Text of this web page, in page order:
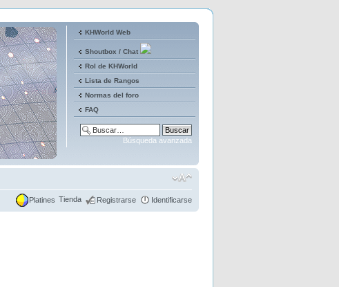
KHWorld Web
Shoutbox / Chat
Rol de KHWorld
Lista de Rangos
Normas del foro
FAQ
Búsqueda avanzada
Platines Tienda Registrarse Identificarse